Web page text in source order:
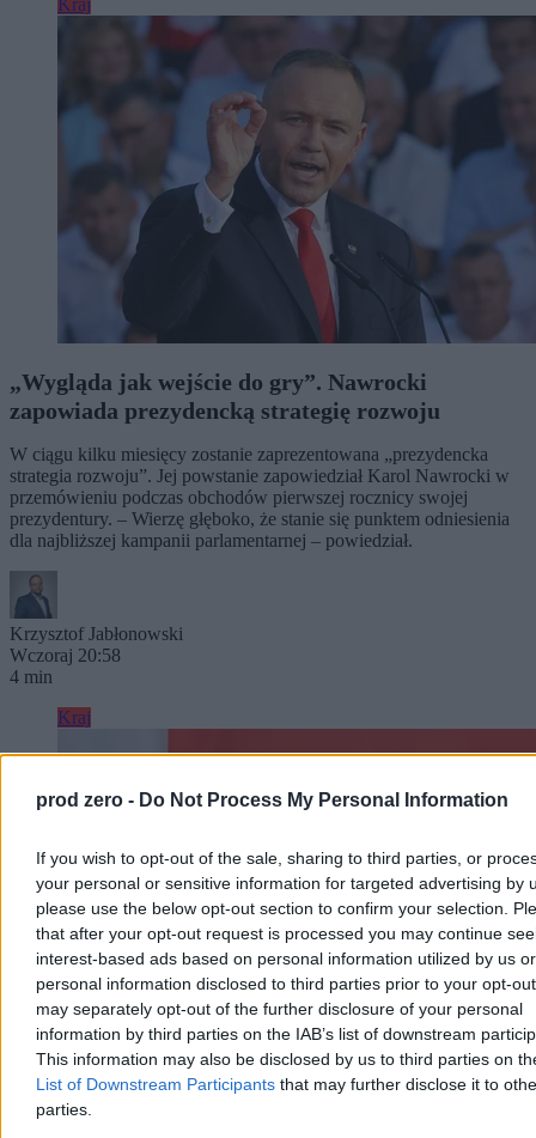
prod zero - Do Not Process My Personal Information
If you wish to opt-out of the sale, sharing to third parties, or
your personal or sensitive information for targeted advertising by
please use the below opt-out section to confirm your selection.
that after your opt-out request is processed you may continue
interest-based ads based on personal information utilized by us or
personal information disclosed to third parties prior to your opt-
may separately opt-out of the further disclosure of your personal
information by third parties on the IAB’s list of downstream
This information may also be disclosed by us to third parties on
List of Downstream Participants that may further disclose it to
parties.
Kraj
„Wygląda jak wejście do gry”. Nawrocki
zapowiada prezydencką strategię rozwoju
W ciągu kilku miesięcy zostanie zaprezentowana „prezydencka
strategia rozwoju”. Jej powstanie zapowiedział Karol Nawrocki w
przemówieniu podczas obchodów pierwszej rocznicy swojej
prezydentury. – Wierzę głęboko, że stanie się punktem odniesienia
dla najbliższej kampanii parlamentarnej – powiedział.
Krzysztof Jabłonowski
Wczoraj 20:58
4 min
Kraj
Nawrocki podsumowuje pierwszy rok kadencji.
„Chcę, byście mnie oceniali”